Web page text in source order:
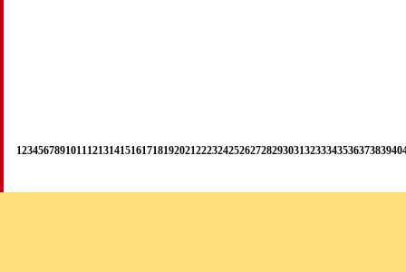
12345678910111213141516171819202122232425262728293031323334353637383940